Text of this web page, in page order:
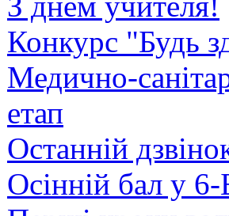
Конкурс "Будь
Медично-
етап
Останній
Осінній бал у 6-